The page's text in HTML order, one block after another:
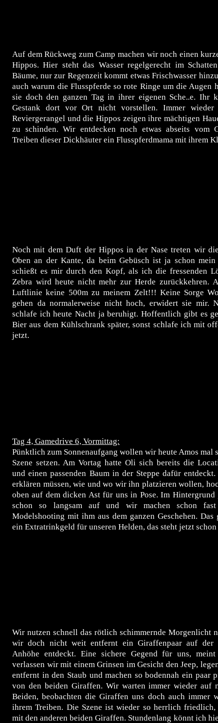
Auf dem Rückweg zum Camp machen wir noch einen
Hippos. Hier steht das Wasser regelgerecht im
Bäume, nur zur Regenzeit kommt etwas Frischwasser
auch warum die Flusspferde so rote Ringe um die Augen
sie doch den ganzen Tag in ihrer eigenen Sche..e. Ihr
Gestank dort vor Ort nicht vorstellen. Immer wieder
Reviergerangel und die Hippos zeigen ihre mächtigen
zu schinden. Wir entdecken noch etwas abseits vom
Treiben dieser Dickhäuter ein Flusspferdmama mit ihrem
Noch mit dem Duft der Hippos in der Nase treten wir
Oben an der Kante, da beim Gebüsch ist ja schon
schießt es mir durch den Kopf, als ich die fressenden
Zebra wird heute nicht mehr zur Herde zurückkehren.
Luftlinie keine 500m zu meinem Zelt!!! Keine Sorge
gehen da normalerweise nicht hoch, erwidert sie mir.
schlafe ich heute Nacht ja beruhigt. Hoffentlich gibt es
Bier aus dem Kühlschrank später, sonst schlafe ich mit
jetzt.
Tag 4, Gamedrive 6, Vormittag:
Pünktlich zum Sonnenaufgang wollen wir heute Amos
Szene setzen. Am Vortag hatte Oli sich bereits die
und einen passenden Baum in der Steppe dafür
erklären müssen, wie und wo wir ihn platzieren wollen,
oben auf dem dicken Ast für uns in Pose. Im Hintergrund
schon so langsam auf und wir machen schon
Modelshooting mit ihm aus dem ganzen Geschehen. Das
ein Extratrinkgeld für unseren Helden, das steht jetzt schon
Wir nutzen schnell das rötlich schimmernde Morgenlicht
wir doch nicht weit entfernt ein Giraffenpaar auf der
Anhöhe entdeckt. Eine sichere Gegend für uns,
verlassen wir mit einem Grinsen im Gesicht den Jeep,
entfernt in den Staub und machen so bodennah ein paar
von den beiden Giraffen. Wir warten immer wieder auf
Beiden, beobachten die Giraffen uns doch auch immer
ihrem Treiben. Die Szene ist wieder so herrlich
mit den anderen beiden Giraffen. Stundenlang könnt ich